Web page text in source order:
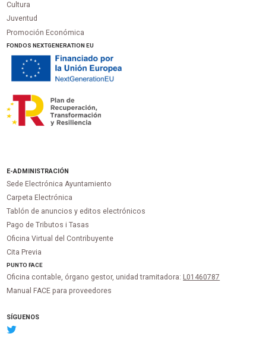
Cultura
Juventud
Promoción Económica
FONDOS NEXTGENERATION EU
E-ADMINISTRACIÓN
Sede Electrónica Ayuntamiento
Carpeta Electrónica
Tablón de anuncios y editos electrónicos
Pago de Tributos i Tasas
Oficina Virtual del Contribuyente
Cita Previa
PUNTOFACE
Oficina contable, órgano gestor, unidad tramitadora: L01460787
Manual FACE para proveedores
SÍGUENOS